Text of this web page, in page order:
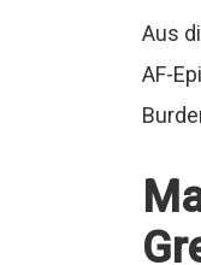
Aus
AF-